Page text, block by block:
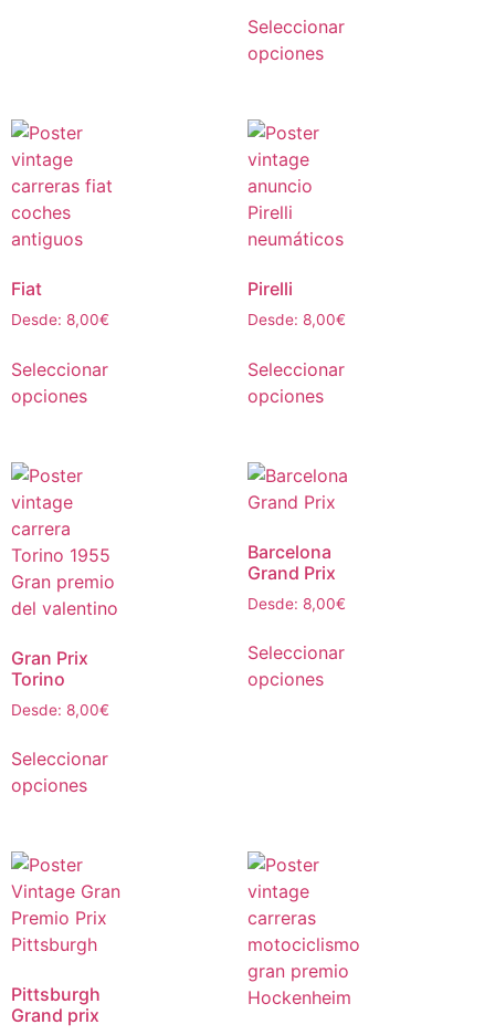
Seleccionar
opciones
Fiat
Desde: 8,00€
Seleccionar
opciones
Pirelli
Desde: 8,00€
Seleccionar
opciones
Gran Prix
Torino
Desde: 8,00€
Seleccionar
opciones
Barcelona
Grand Prix
Desde: 8,00€
Seleccionar
opciones
Pittsburgh
Grand prix